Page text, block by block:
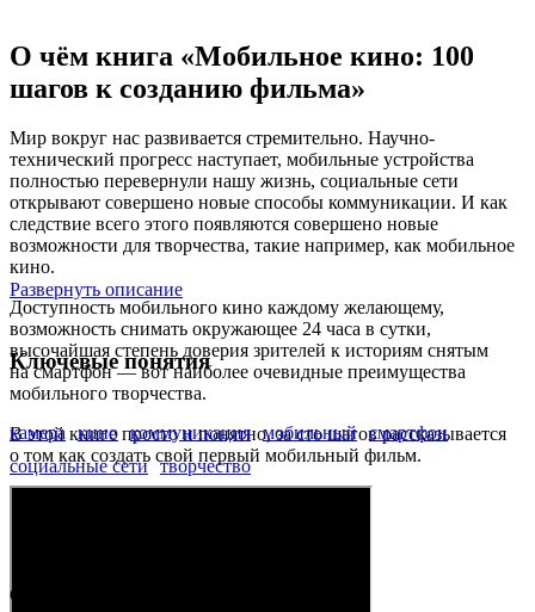
О чём книга «Мобильное кино: 100
шагов к созданию фильма»
Мир вокруг нас развивается стремительно. Научно-
технический прогресс наступает, мобильные устройства
полностью перевернули нашу жизнь, социальные сети
открывают совершено новые способы коммуникации. И как
следствие всего этого появляются совершено новые
возможности для творчества, такие например, как мобильное
кино.
Доступность мобильного кино каждому желающему,
возможность снимать окружающее 24 часа в сутки,
высочайшая степень доверия зрителей к историям снятым
на смартфон — вот наиболее очевидные преимущества
мобильного творчества.
В этой книге просто и понятно, за сто шагов рассказывается
о том как создать свой первый мобильный фильм.
Развернуть описание
Ключевые понятия
камера кино коммуникация мобильный смартфон
социальные сети творчество
Ольга Кононова